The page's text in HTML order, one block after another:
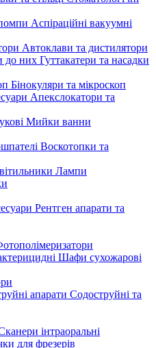
Аспіраційні вакуумні
Автоклави та дистилятори
Гуттакатери та насадки
Бінокуляри та мікроскоп
Апекслокатори та
Мийки ванни
Воскотопки та
Лампи
Рентген апарати та
Шафи сухожарові
Содоструйні та
інтраоральні
для фрезерів